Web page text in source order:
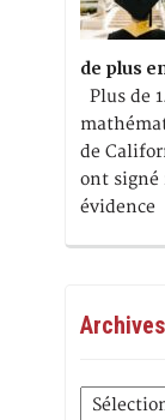
de plus
Plus de
de
ont signé
évidence
Archives
Archives